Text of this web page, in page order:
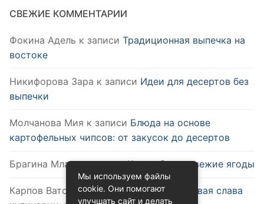
СВЕЖИЕ КОММЕНТАРИИ
Фокина Адель к записи Традиционная выпечка на
востоке
Никифорова Зара к записи Идеи для десертов без
выпечки
Молчанова Мия к записи Блюда на основе
картофельных чипсов: от закусок до десертов
Брагина Младак записиКак выбрать свежие ягоды
Карпов Ватславк записиУдобство и новая слава
Мы используем файлы
cookie. Они помогают
улучшать сайт и делать